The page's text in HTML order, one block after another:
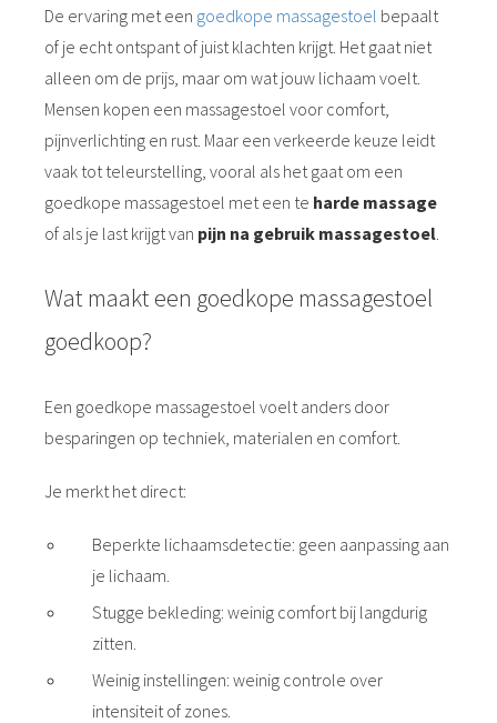
De ervaring met een goedkope massagestoel bepaalt
of je echt ontspant of juist klachten krijgt. Het gaat niet
alleen om de prijs, maar om wat jouw lichaam voelt.
Mensen kopen een massagestoel voor comfort,
pijnverlichting en rust. Maar een verkeerde keuze leidt
vaak tot teleurstelling, vooral als het gaat om een
goedkope massagestoel met een te harde massage
of als je last krijgt van pijn na gebruik massagestoel
Wat maakt een goedkope massagestoel
goedkoop?
Een goedkope massagestoel voelt anders door
besparingen op techniek, materialen en comfort.
Je merkt het direct:
Beperkte lichaamsdetectie: geen aanpassing aan
je lichaam.
Stugge bekleding: weinig comfort bij langdurig
zitten.
Weinig instellingen: weinig controle over
intensiteit of zones.